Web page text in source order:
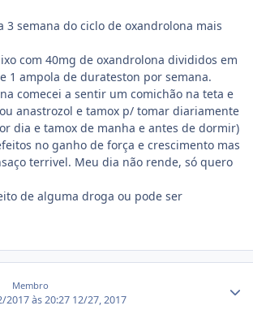
3 semana do ciclo de oxandrolona mais
com 40mg de oxandrolona divididos em
1 ampola de durateston por semana.
comecei a sentir um comichão na teta e
anastrozol e tamox p/ tomar diariamente
dia e tamox de manha e antes de dormir)
no ganho de força e crescimento mas
terrivel. Meu dia não rende, só quero
de alguma droga ou pode ser
Membro
2017 às 20:27 12/27, 2017